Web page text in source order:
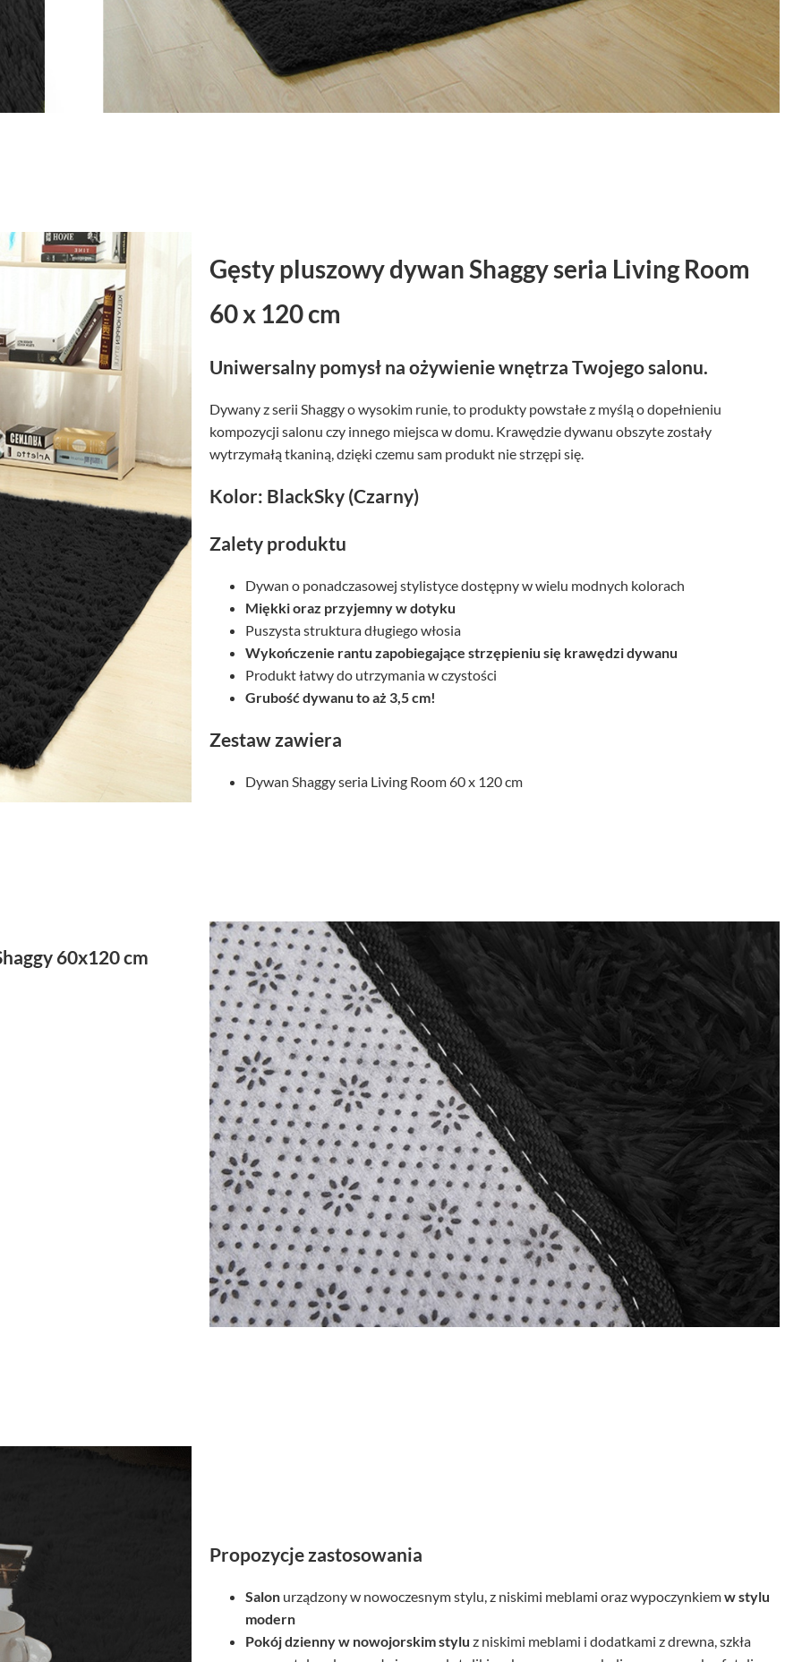
Gęsty pluszowy dywan Shaggy seria Living Room
60 x 120 cm
Uniwersalny pomysł na ożywienie wnętrza Twojego salonu.
Dywany z serii Shaggy o wysokim runie, to produkty powstałe z myślą o dopełnieniu
kompozycji salonu czy innego miejsca w domu. Krawędzie dywanu obszyte zostały
wytrzymałą tkaniną, dzięki czemu sam produkt nie strzępi się.
Kolor: BlackSky (Czarny)
Zalety produktu
Dywan o ponadczasowej stylistyce dostępny w wielu modnych kolorach
Miękki oraz przyjemny w dotyku
Puszysta struktura długiego włosia
Wykończenie rantu zapobiegające strzępieniu się krawędzi dywanu
Produkt łatwy do utrzymania w czystości
Grubość dywanu to aż 3,5 cm!
Zestaw zawiera
Dywan Shaggy seria Living Room 60 x 120 cm
60x120 cm
Propozycje zastosowania
Salon urządzony w nowoczesnym stylu, z niskimi meblami oraz wypoczynkiemw stylu
modern
Pokój dziennyw nowojorskim stylu z niskimi meblami i dodatkami z drewna, szkła